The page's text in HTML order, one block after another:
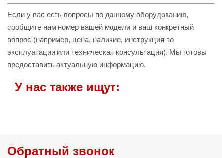
Если у вас есть вопросы по данному оборудованию,
сообщите нам номер вашей модели и ваш конкретный
вопрос (например, цена, наличие, инструкция по
эксплуатации или техническая консультация). Мы готовы
предоставить актуальную информацию.
У нас также ищут:
Обратный звонок